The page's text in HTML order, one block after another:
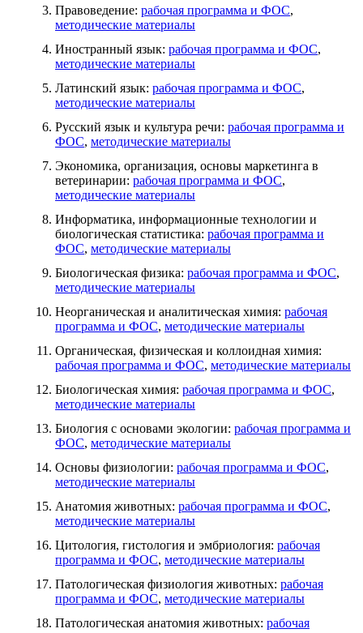
Правоведение: рабочая программа и ФОС,
методические материалы
Иностранный язык: рабочая программа и ФОС,
методические материалы
Латинский язык: рабочая программа и ФОС,
методические материалы
Русский язык и культура речи: рабочая программа и
ФОС, методические материалы
Экономика, организация, основы маркетинга в
ветеринарии: рабочая программа и ФОС,
методические материалы
Информатика, информационные технологии и
биологическая статистика: рабочая программа и
ФОС, методические материалы
Биологическая физика: рабочая программа и ФОС,
методические материалы
Неорганическая и аналитическая химия: рабочая
программа и ФОС, методические материалы
Органическая, физическая и коллоидная химия:
рабочая программа и ФОС, методические материалы
Биологическая химия: рабочая программа и ФОС,
методические материалы
Биология с основами экологии: рабочая программа и
ФОС, методические материалы
Основы физиологии: рабочая программа и ФОС,
методические материалы
Анатомия животных: рабочая программа и ФОС,
методические материалы
Цитология, гистология и эмбриология: рабочая
программа и ФОС, методические материалы
Патологическая физиология животных: рабочая
программа и ФОС, методические материалы
Патологическая анатомия животных: рабочая